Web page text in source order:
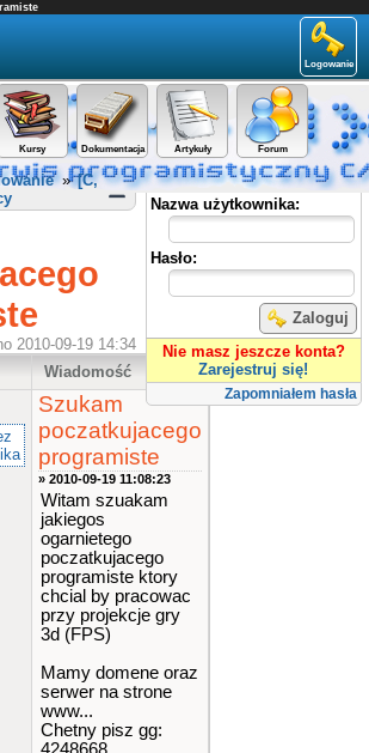
Logowanie
Kursy Dokumentacja Artykuły Forum
Panel użytkownika
Nazwa użytkownika:
Hasło:
Zaloguj
Nie masz jeszcze konta?
Zarejestruj się!
Zapomniałem hasła
»[C,
2010-09-19 14:34
Wiadomość
Szukam
poczatkujacego
programiste
» 2010-09-19 11:08:23
Witam szuakam
jakiegos
ogarnietego
poczatkujacego
programiste ktory
chcial by pracowac
przy projekcje gry
3d (FPS)
Mamy domene oraz
serwer na strone
www...
Chetny pisz gg: